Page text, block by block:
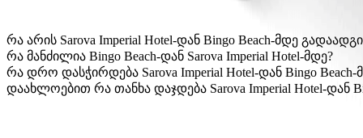
რა არის Sarova Imperial Hotel-დან Bingo Beach-მდე
Sarova Imperial Hotel-დან Bingo Beach-მდე
რა მანძილია Bingo Beach-დან Sarova Imperial Hotel-მდე?
Bingo Beach დან Sarova Imperial Hotel-მდე დაახლოებით 6,8
რა დრო დასჭირდება Sarova Imperial Hotel-დან Bingo Beach-
Sarova Imperial Hotel-დან Bingo Beach-მდე მისვლას Bolt-
დაახლოებით რა თანხა დაჯდება Sarova Imperial Hotel-დან
Sarova Imperial Hotel-დან Bingo Beach-მდე გადაადგილება